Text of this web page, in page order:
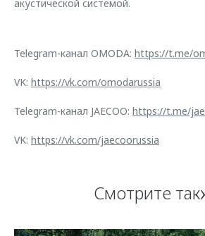
акустической системой.
Telegram-канал OMODA: https://t.me/
VK: https://vk.com/omodarussia
Telegram-канал JAECOO: https://t.me/
VK: https://vk.com/jaecoorussia
Смотрите